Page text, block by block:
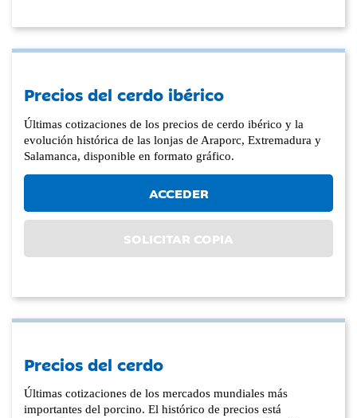
Precios del cerdo ibérico
Últimas cotizaciones de los precios de cerdo ibérico y la
evolución histórica de las lonjas de Araporc, Extremadura y
Salamanca, disponible en formato gráfico.
ACCEDER
SOLICITAR COPIA
Precios del cerdo
Últimas cotizaciones de los mercados mundiales más
importantes del porcino. El histórico de precios está